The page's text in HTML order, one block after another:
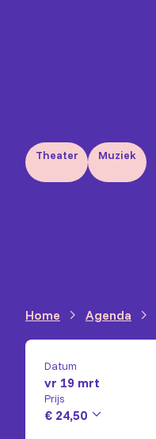
Theater Muziek
Home Agenda
Datum
vr 19 mrt
Prijs
€ 24,50